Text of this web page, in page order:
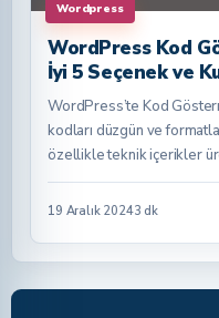
Wordpress
WordPress Kod
İyi 5 Seçenek ve
WordPress’te Kod
kodları düzgün ve
özellikle teknik içerikler
19 Aralık 20243 dk